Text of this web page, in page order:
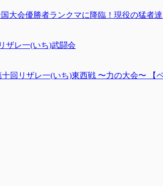
国大会優勝者ランクマに降臨！現役の猛者
ザレ一(いち)武闘会
十回リザレ一(いち)東西戦 〜力の大会〜 【